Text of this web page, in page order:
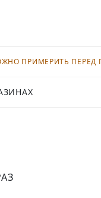
ПРИМЕРИТЬ ПЕРЕД